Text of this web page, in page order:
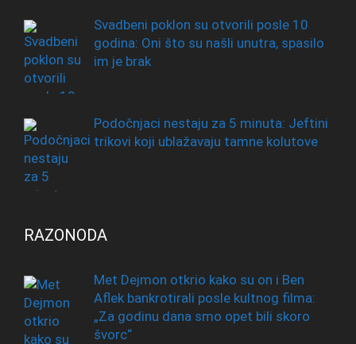
Svadbeni poklon su otvorili posle 10
godina: Oni što su našli unutra, spasilo
im je brak
Podočnjaci nestaju za 5 minuta: Jeftini
trikovi koji ublažavaju tamne kolutove
RAZONODA
Met Dejmon otkrio kako su on i Ben
Aflek bankrotirali posle kultnog filma:
„Za godinu dana smo opet bili skoro
švorc“